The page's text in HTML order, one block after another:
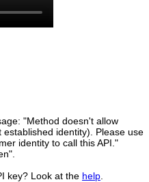
"Method doesn't allow
identity). Please use
identity to call this API."
key? Look at the help